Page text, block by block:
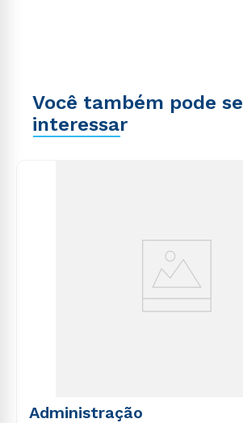
Você também pode se
interessar
Administração